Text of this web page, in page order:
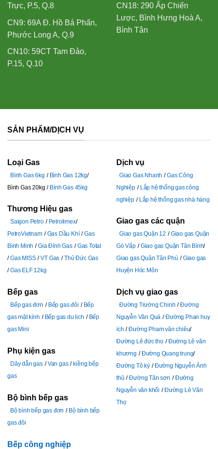
Trực, P.5, Q.8
CN9: 69A Đ. Hồ Bá Phấn,
Phước Long A, Q.9
CN10: 59CT Tam Đảo,
P.15, Q.10
CN18: 290 Ấp Chiến
Lược, Bình Hưng Hoà A,
Bình Tân
SẢN PHẨM/DỊCH VỤ
Loại Gas
Bình Gas 6kg
Bình Gas 12kg
Bình Gas 20kg
Bình Gas 45kg
Thương Hiệu gas
Saigon Petro
Petrolimex
PetroVietnam
Gas Dầu Khí
Gas
Bình Minh
Gia Đình Gas
Gas Total
Gas MISS
VT Gas
Thủ Đức Gas
Gas ELF 12kg
Bếp gas
Bếp gas đơn Bếp gas đôi
Bếp
gas mặt kính
Bếp gas du lịch
Bếp
gas Mini
Phụ kiện gas
Dây dẫn gas Van gas
kiềng bếp
gas
Bộ bình bếp gas
Bộ bình bếp gas đơn
Bộ bình bếp
gas đôi
Bếp công nghiệp
Dịch vụ
Giao Gas Nhanh
Gas Công
Nghiệp
Lắp hệ thống gas công
nghiệp
Lắp hệ thống gas nhà hàng
Giao gas các quận
Giao gas Quận 12
Giao gas Quận
Gò Vấp
Giao gas Quận Tân Bình
Giao gas Quận Tân Phú
Giao gas
Huyện Hóc Môn
Dịch vụ giao gas
Đường Trường Chinh
Đường
Nguyễn Văn Quá
Đường Phan huy
ích
Đường Pham văn chiêu
Đường Lê đức thọ
Đường Lê văn
khương
Đường Quang trung
Đường Tô ký
Đường Nguyễn Ảnh
thủ
Đường Tân sơn
Đường
Nguyễn văn khối
Đường Lê Văn
Thọ